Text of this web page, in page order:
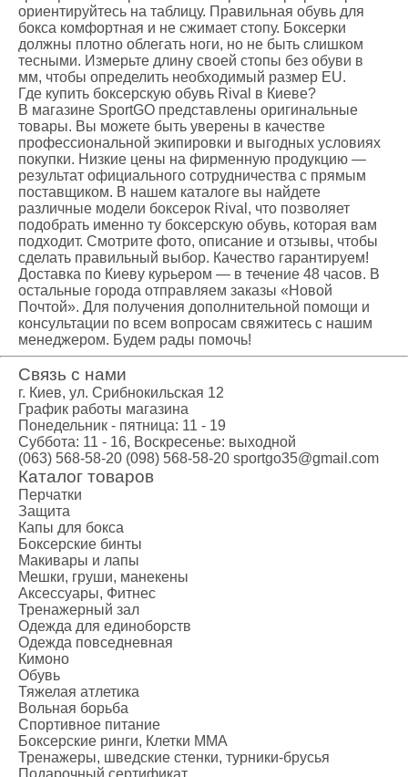
ориентируйтесь на таблицу. Правильная обувь для
бокса комфортная и не сжимает стопу. Боксерки
должны плотно облегать ноги, но не быть слишком
тесными. Измерьте длину своей стопы без обуви в
мм, чтобы определить необходимый размер EU.
Где купить боксерскую обувь Rival в Киеве?
В магазине SportGO представлены оригинальные
товары. Вы можете быть уверены в качестве
профессиональной экипировки и выгодных условиях
покупки. Низкие цены на фирменную продукцию —
результат официального сотрудничества с прямым
поставщиком. В нашем каталоге вы найдете
различные модели боксерок Rival, что позволяет
подобрать именно ту боксерскую обувь, которая вам
подходит. Смотрите фото, описание и отзывы, чтобы
сделать правильный выбор. Качество гарантируем!
Доставка по Киеву курьером — в течение 48 часов. В
остальные города отправляем заказы «Новой
Почтой». Для получения дополнительной помощи и
консультации по всем вопросам свяжитесь с нашим
менеджером. Будем рады помочь!
Связь с нами
г. Киев, ул. Срибнокильская 12
График работы магазина
Понедельник - пятница: 11 - 19
Суббота: 11 - 16, Воскресенье: выходной
(063) 568-58-20 (098) 568-58-20 sportgo35@gmail.com
Каталог товаров
Перчатки
Защита
Капы для бокса
Боксерские бинты
Макивары и лапы
Мешки, груши, манекены
Аксессуары, Фитнес
Тренажерный зал
Одежда для единоборств
Одежда повседневная
Кимоно
Обувь
Тяжелая атлетика
Вольная борьба
Спортивное питание
Боксерские ринги, Клетки ММА
Тренажеры, шведские стенки, турники-брусья